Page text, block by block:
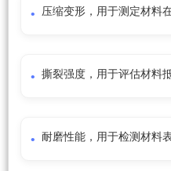
压缩变形，用于测定材料
撕裂强度，用于评估材料
耐磨性能，用于检测材料